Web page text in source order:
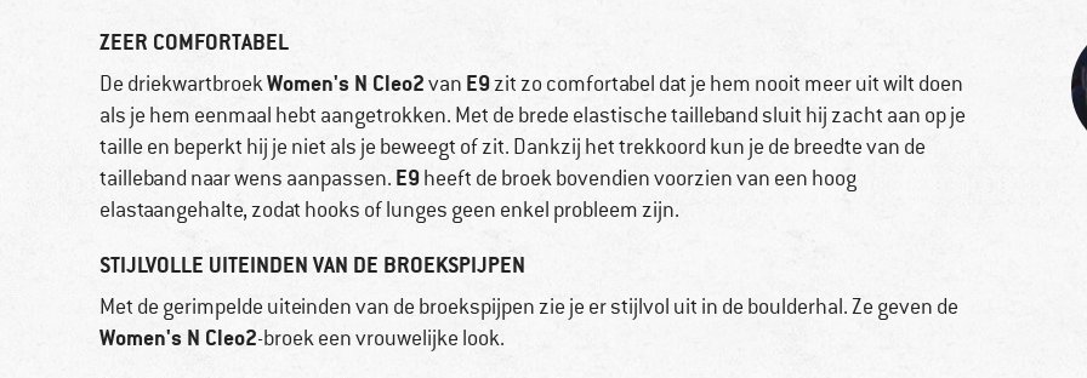
ZEER COMFORTABEL
De driekwartbroekWomen's N Cleo2van E9zit zo comfortabel dat je hem nooit meer uit wilt doen
als je hem eenmaal hebt aangetrokken. Met de brede elastische tailleband sluit hij zacht aan op je
taille en beperkt hij je niet als je beweegt of zit. Dankzij het trekkoord kun je de breedte van de
tailleband naar wens aanpassen. E9heeft de broek bovendien voorzien van een hoog
elastaangehalte, zodat hooks of lunges geen enkel probleem zijn.
STIJLVOLLE UITEINDEN VAN DE BROEKSPIJPEN
Met de gerimpelde uiteinden van de broekspijpen zie je er stijlvol uit in de boulderhal. Ze geven de
Women's N Cleo2-broek een vrouwelijke look.